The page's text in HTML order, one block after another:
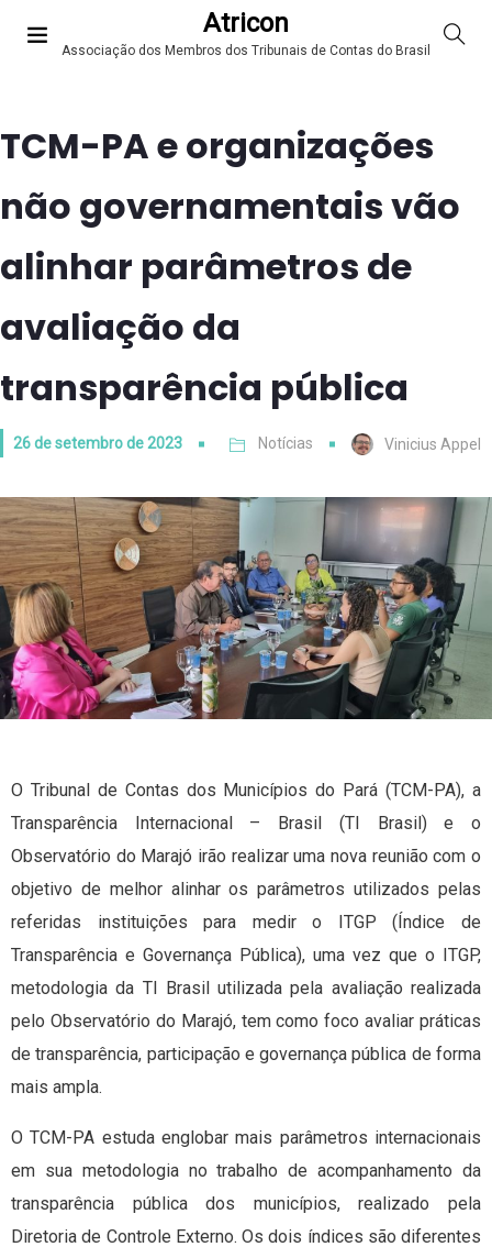
Atricon
Associação dos Membros dos Tribunais de Contas do Brasil
TCM-PA e organizações
não governamentais vão
alinhar parâmetros de
avaliação da
transparência pública
26 de setembro de 2023 Notícias Vinicius Appel
O Tribunal de Contas dos Municípios do Pará (TCM-PA), a
Transparência Internacional – Brasil (TI Brasil) e o
Observatório do Marajó irão realizar uma nova reunião com o
objetivo de melhor alinhar os parâmetros utilizados pelas
referidas instituições para medir o ITGP (Índice de
Transparência e Governança Pública), uma vez que o ITGP,
metodologia da TI Brasil utilizada pela avaliação realizada
pelo Observatório do Marajó, tem como foco avaliar práticas
de transparência, participação e governança pública de forma
mais ampla.
O TCM-PA estuda englobar mais parâmetros internacionais
em sua metodologia no trabalho de acompanhamento da
transparência pública dos municípios, realizado pela
Diretoria de Controle Externo. Os dois índices são diferentes